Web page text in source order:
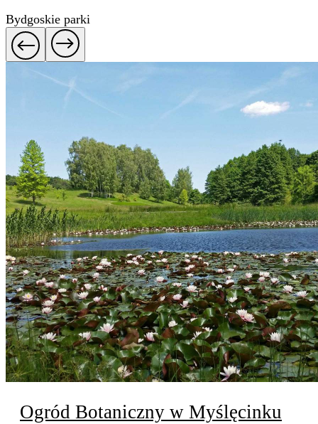
Bydgoskie parki
Ogród Botaniczny w Myślęcinku